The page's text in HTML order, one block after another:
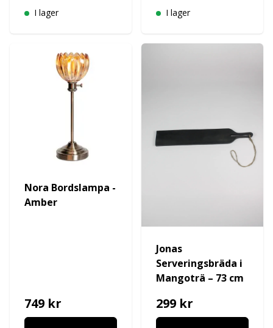
I lager I lager
Nora Bordslampa -
Amber
749 kr
Jonas
Serveringsbräda i
Mangoträ – 73 cm
299 kr